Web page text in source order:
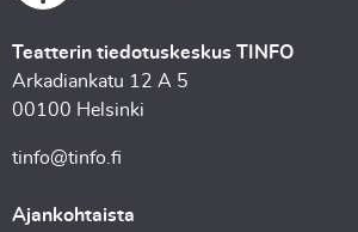
Teatterin tiedotuskeskus TINFO
Arkadiankatu 12 A 5
00100 Helsinki
tinfo@tinfo.fi
Ajankohtaista